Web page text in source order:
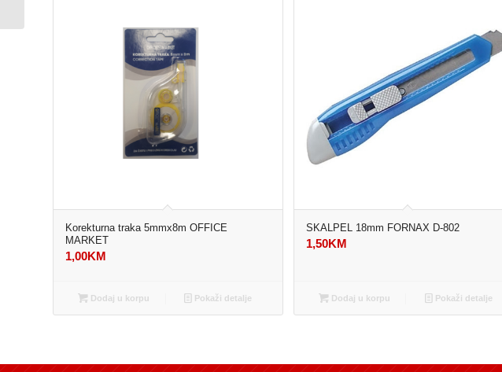
Korekturna traka 5mmx8m OFFICE
MARKET
1,00KM
Dodaj u korpu Pokaži detalje
SKALPEL 18mm FORNAX D-802
1,50KM
Dodaj u korpu Pokaži detalje